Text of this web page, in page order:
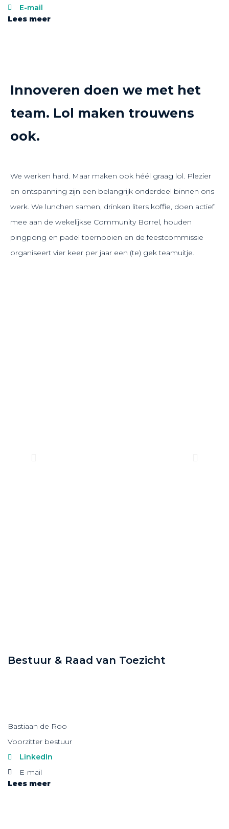
E-mail
Lees meer
Innoveren doen we met het
team. Lol maken trouwens
ook.
We werken hard. Maar maken ook héél graag lol. Plezier
en ontspanning zijn een belangrijk onderdeel binnen ons
werk. We lunchen samen, drinken liters koffie, doen actief
mee aan de wekelijkse Community Borrel, houden
pingpong en padel toernooien en de feestcommissie
organiseert vier keer per jaar een (te) gek teamuitje.
Bestuur & Raad van Toezicht
Bastiaan de Roo
Voorzitter bestuur
LinkedIn
E-mail
Lees meer